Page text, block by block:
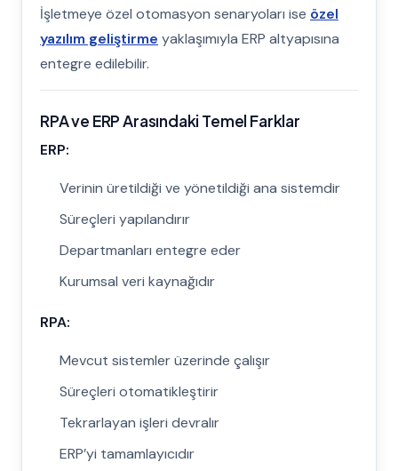
İşletmeye özel otomasyon senaryoları ise özel
yazılım geliştirme yaklaşımıyla ERP altyapısına
entegre edilebilir.
RPA ve ERP Arasındaki Temel Farklar
ERP:
Verinin üretildiği ve yönetildiği ana sistemdir
Süreçleri yapılandırır
Departmanları entegre eder
Kurumsal veri kaynağıdır
RPA:
Mevcut sistemler üzerinde çalışır
Süreçleri otomatikleştirir
Tekrarlayan işleri devralır
ERP’yi tamamlayıcıdır